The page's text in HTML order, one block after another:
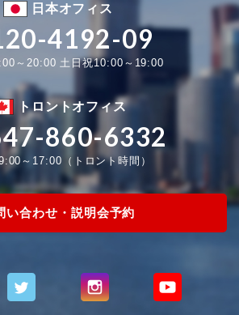
日本オフィス
4192-09
～20:00 土日祝10:00～19:00
トロントオフィス
860-6332
～17:00（トロント時間）
い合わせ・説明会予約